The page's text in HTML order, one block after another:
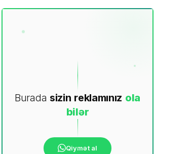
Burada sizin reklamınız ola
bilər
Qiymət al